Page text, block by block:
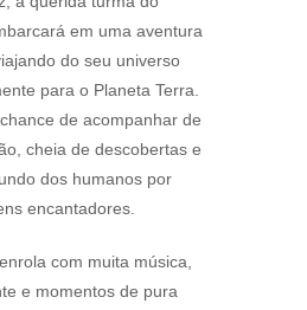
em uma aventura
do seu universo
para o Planeta Terra.
de acompanhar de
cheia de descobertas e
dos humanos por
encantadores.
com muita música,
e momentos de pura